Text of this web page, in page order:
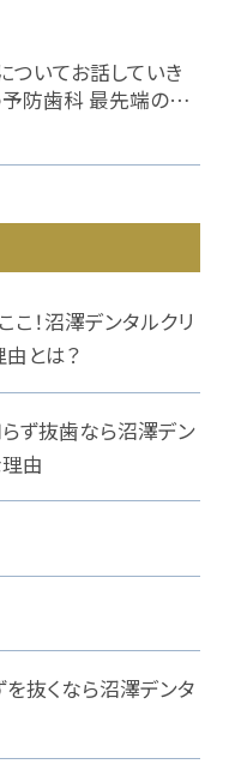
ついてお話していき
予防歯科 最先端の…
！沼澤デンタルクリ
とは？
ず抜歯なら沼澤デン
由
抜くなら沼澤デンタ